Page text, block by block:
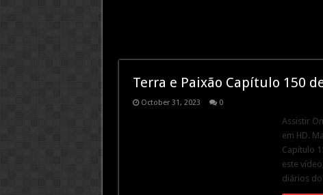
Terra e Paixão Capítulo 150
October 31, 2023 0
Assistir
em HD.
Capítulo
este
diários do